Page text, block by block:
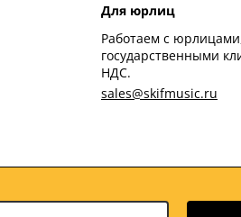
Для юрлиц
Работаем с
государственными
НДС.
sales@skifmusic.ru